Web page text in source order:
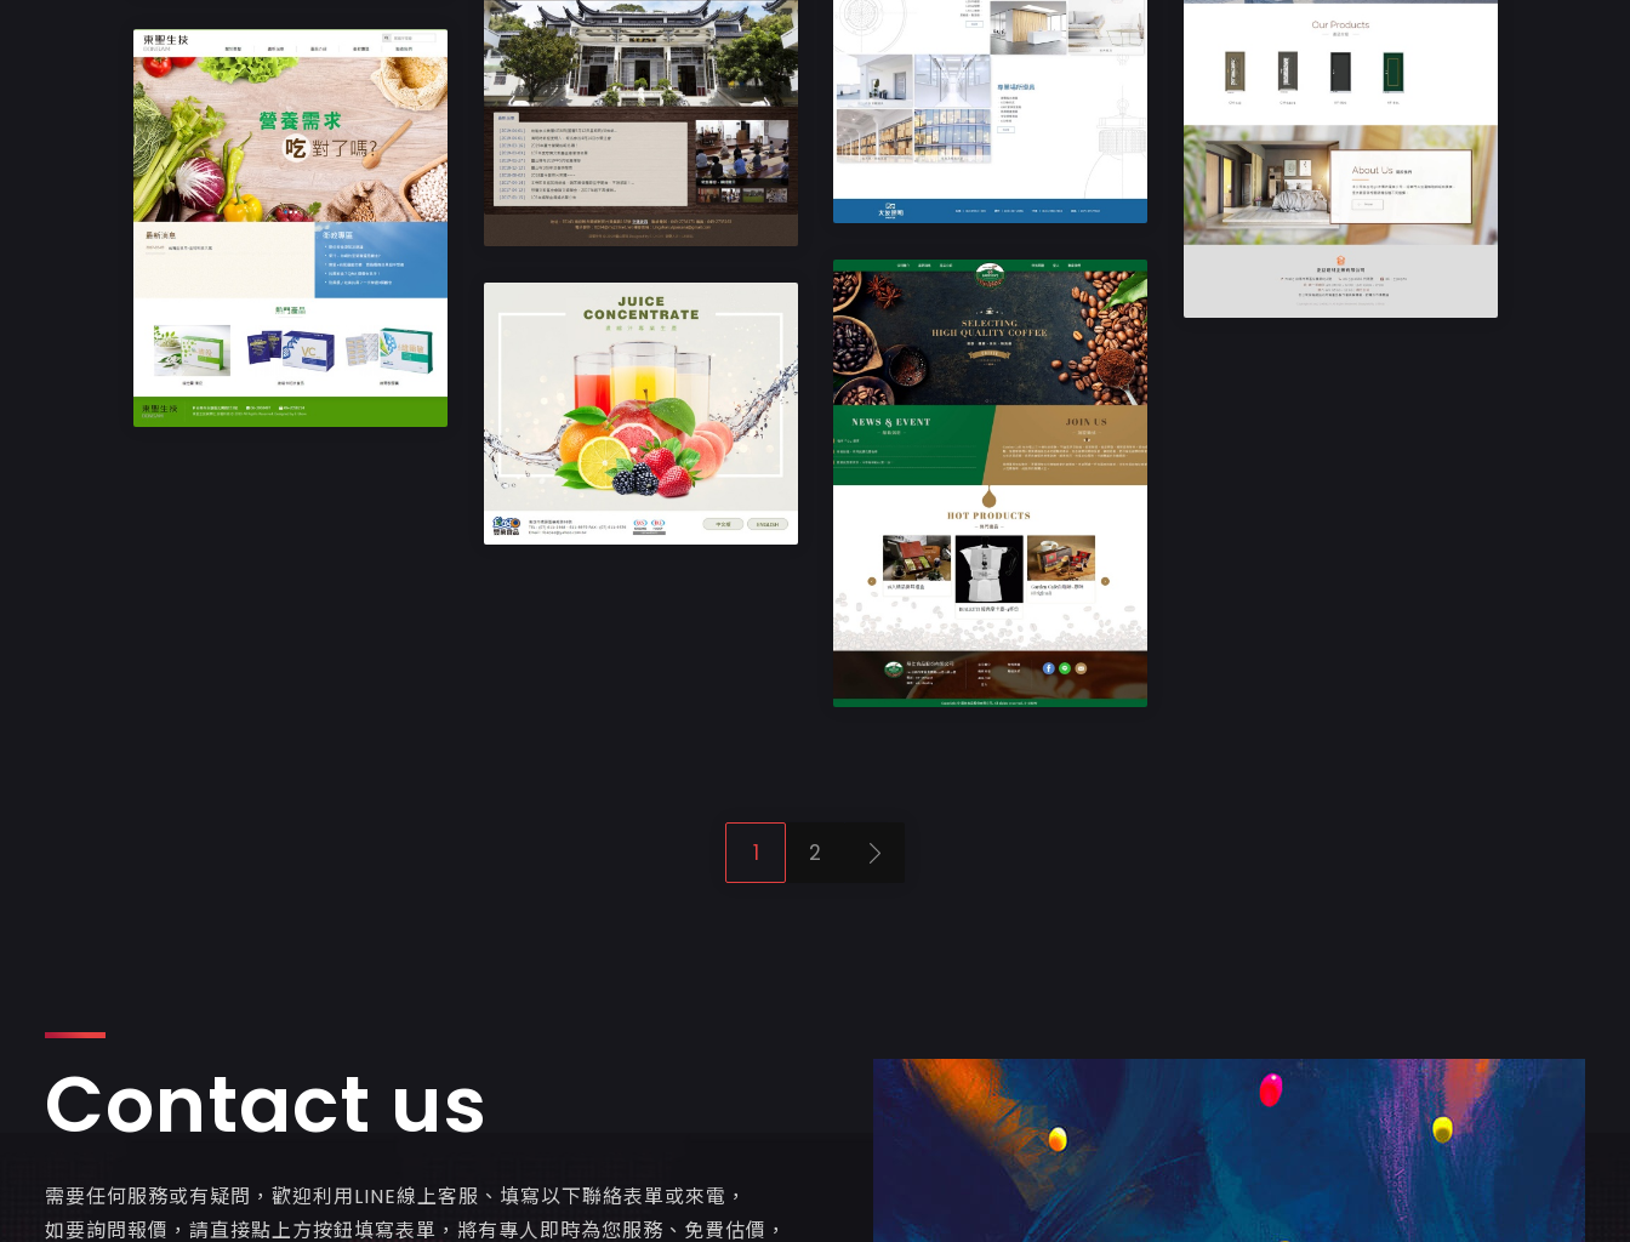
響應式RWD網站設計
大友國際光電
RWD響應式網站設計
正益建材
寺廟網站設計
靈山禪寺
響應式RWD網站設計
東聖生技
響應式RWD網站設計
展佳食品
RWD響應式網站設計
豐菓食品
1 2
Contact us
需要任何服務或有疑問，歡迎利用LINE線上客服、填寫以下聯絡表單或來電，
如要詢問報價，請直接點上方按鈕填寫表單，將有專人即時為您服務、免費估價，